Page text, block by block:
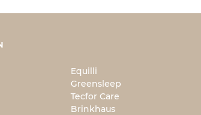
Equilli
Greensleep
Tecfor Care
Brinkhaus